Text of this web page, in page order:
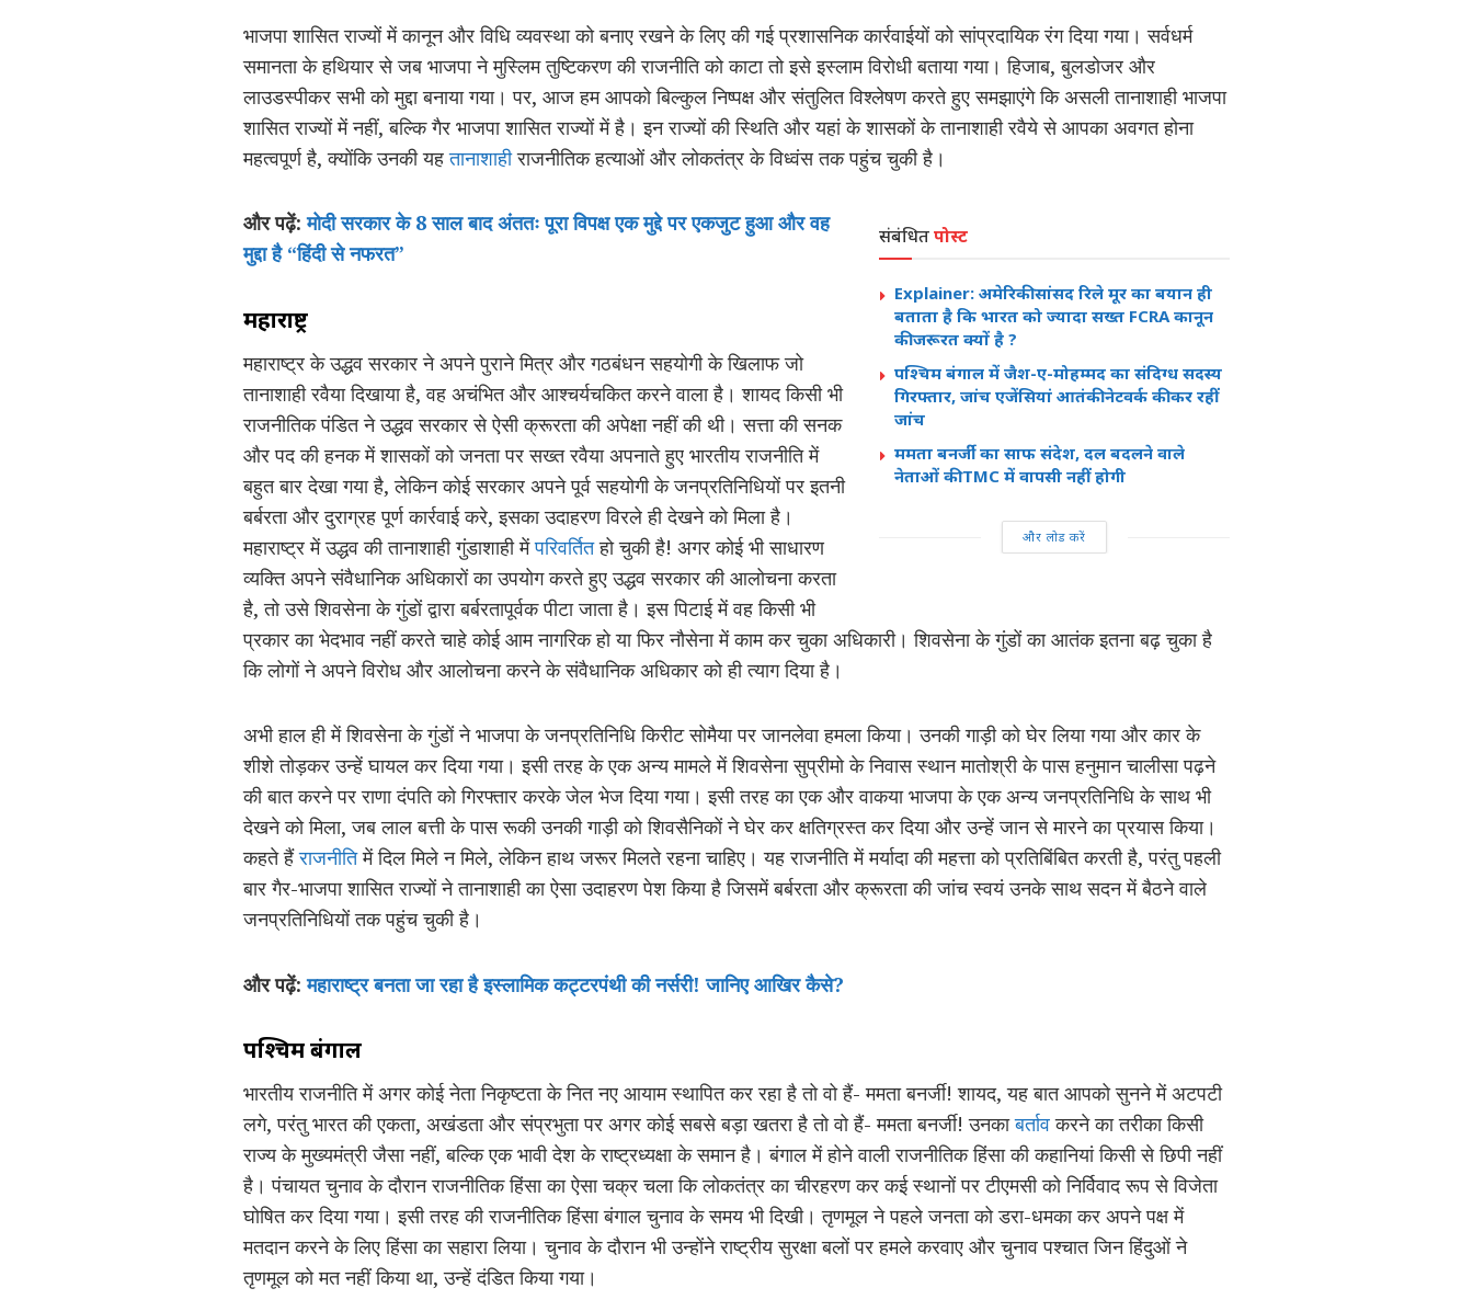
भाजपा शासित राज्यों में कानून और विधि व्यवस्था को बनाए रखने के लिए की गई प्रशासनिक कार्रवाईयों को सांप्रदायिक रंग दिया गया। सर्वधर्म
समानता के हथियार से जब भाजपा ने मुस्लिम तुष्टिकरण की राजनीति को काटा तो इसे इस्लाम विरोधी बताया गया। हिजाब, बुलडोजर और
लाउडस्पीकर सभी को मुद्दा बनाया गया। पर, आज हम आपको बिल्कुल निष्पक्ष और संतुलित विश्लेषण करते हुए समझाएंगे कि असली तानाशाही भाजपा
शासित राज्यों में नहीं, बल्कि गैर भाजपा शासित राज्यों में है। इन राज्यों की स्थिति और यहां के शासकों के तानाशाही रवैये से आपका अवगत होना
महत्वपूर्ण है, क्योंकि उनकी यहतानाशाहीराजनीतिक हत्याओं और लोकतंत्र के विध्वंस तक पहुंच चुकी है।
संबंधितपोस्ट
Explainer: अमेरिकी सांसद रिले मूर का बयान ही
बताता है कि भारत को ज्यादा सख्त FCRA कानून
की जरूरत क्यों है ?
पश्चिम बंगाल में जैश-ए-मोहम्मद का संदिग्ध सदस्य
गिरफ्तार, जांच एजेंसियां आतंकी नेटवर्क की कर रहीं
जांच
ममता बनर्जी का साफ संदेश, दल बदलने वाले
नेताओं की TMC में वापसी नहीं होगी
और लोड करें
और पढ़ें:मोदी सरकार के 8 साल बाद अंततः पूरा विपक्ष एक मुद्दे पर एकजुट हुआ और वह
मुद्दा है “हिंदी से नफरत”
महाराष्ट्र
महाराष्ट्र के उद्धव सरकार ने अपने पुराने मित्र और गठबंधन सहयोगी के खिलाफ जो
तानाशाही रवैया दिखाया है, वह अचंभित और आश्चर्यचकित करने वाला है। शायद किसी भी
राजनीतिक पंडित ने उद्धव सरकार से ऐसी क्रूरता की अपेक्षा नहीं की थी। सत्ता की सनक
और पद की हनक में शासकों को जनता पर सख्त रवैया अपनाते हुए भारतीय राजनीति में
बहुत बार देखा गया है, लेकिन कोई सरकार अपने पूर्व सहयोगी के जनप्रतिनिधियों पर इतनी
बर्बरता और दुराग्रह पूर्ण कार्रवाई करे, इसका उदाहरण विरले ही देखने को मिला है।
महाराष्ट्र में उद्धव की तानाशाही गुंडाशाही मेंपरिवर्तितहो चुकी है! अगर कोई भी साधारण
व्यक्ति अपने संवैधानिक अधिकारों का उपयोग करते हुए उद्धव सरकार की आलोचना करता
है, तो उसे शिवसेना के गुंडों द्वारा बर्बरतापूर्वक पीटा जाता है। इस पिटाई में वह किसी भी
प्रकार का भेदभाव नहीं करते चाहे कोई आम नागरिक हो या फिर नौसेना में काम कर चुका अधिकारी। शिवसेना के गुंडों का आतंक इतना बढ़ चुका है
कि लोगों ने अपने विरोध और आलोचना करने के संवैधानिक अधिकार को ही त्याग दिया है।
अभी हाल ही में शिवसेना के गुंडों ने भाजपा के जनप्रतिनिधि किरीट सोमैया पर जानलेवा हमला किया। उनकी गाड़ी को घेर लिया गया और कार के
शीशे तोड़कर उन्हें घायल कर दिया गया। इसी तरह के एक अन्य मामले में शिवसेना सुप्रीमो के निवास स्थान मातोश्री के पास हनुमान चालीसा पढ़ने
की बात करने पर राणा दंपति को गिरफ्तार करके जेल भेज दिया गया। इसी तरह का एक और वाकया भाजपा के एक अन्य जनप्रतिनिधि के साथ भी
देखने को मिला, जब लाल बत्ती के पास रूकी उनकी गाड़ी को शिवसैनिकों ने घेर कर क्षतिग्रस्त कर दिया और उन्हें जान से मारने का प्रयास किया।
कहते हैंराजनीतिमें दिल मिले न मिले, लेकिन हाथ जरूर मिलते रहना चाहिए। यह राजनीति में मर्यादा की महत्ता को प्रतिबिंबित करती है, परंतु पहली
बार गैर-भाजपा शासित राज्यों ने तानाशाही का ऐसा उदाहरण पेश किया है जिसमें बर्बरता और क्रूरता की जांच स्वयं उनके साथ सदन में बैठने वाले
जनप्रतिनिधियों तक पहुंच चुकी है।
और पढ़ें:महाराष्ट्र बनता जा रहा है इस्लामिक कट्टरपंथी की नर्सरी! जानिए आखिर कैसे?
पश्चिम बंगाल
भारतीय राजनीति में अगर कोई नेता निकृष्टता के नित नए आयाम स्थापित कर रहा है तो वो हैं- ममता बनर्जी! शायद, यह बात आपको सुनने में अटपटी
लगे, परंतु भारत की एकता, अखंडता और संप्रभुता पर अगर कोई सबसे बड़ा खतरा है तो वो हैं- ममता बनर्जी! उनकाबर्तावकरने का तरीका किसी
राज्य के मुख्यमंत्री जैसा नहीं, बल्कि एक भावी देश के राष्ट्रध्यक्षा के समान है। बंगाल में होने वाली राजनीतिक हिंसा की कहानियां किसी से छिपी नहीं
है। पंचायत चुनाव के दौरान राजनीतिक हिंसा का ऐसा चक्र चला कि लोकतंत्र का चीरहरण कर कई स्थानों पर टीएमसी को निर्विवाद रूप से विजेता
घोषित कर दिया गया। इसी तरह की राजनीतिक हिंसा बंगाल चुनाव के समय भी दिखी। तृणमूल ने पहले जनता को डरा-धमका कर अपने पक्ष में
मतदान करने के लिए हिंसा का सहारा लिया। चुनाव के दौरान भी उन्होंने राष्ट्रीय सुरक्षा बलों पर हमले करवाए और चुनाव पश्चात जिन हिंदुओं ने
तृणमूल को मत नहीं किया था, उन्हें दंडित किया गया।